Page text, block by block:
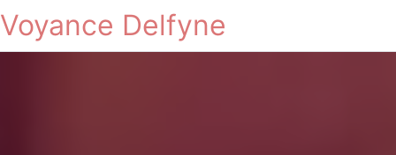
Voyance Delfyne